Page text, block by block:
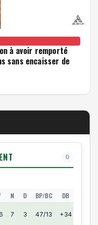
à avoir remporté
sans encaisser de
0
N D BP/BC DB
7 3 47/13 +34